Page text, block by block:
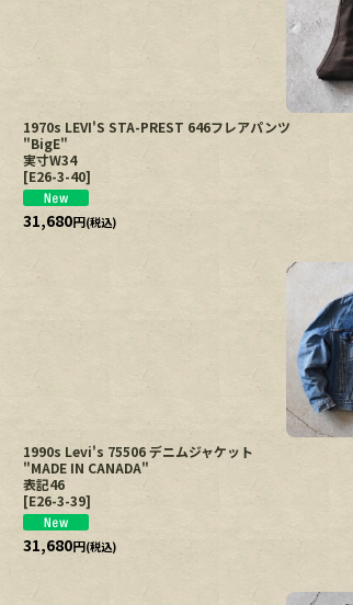
1970s LEVI'S STA-PREST 646フレアパンツ
"BigE"
実寸W34
[E26-3-40]
31,680円(税込)
1990s Levi's 75506 デニムジャケット
"MADE IN CANADA"
表記46
[E26-3-39]
31,680円(税込)